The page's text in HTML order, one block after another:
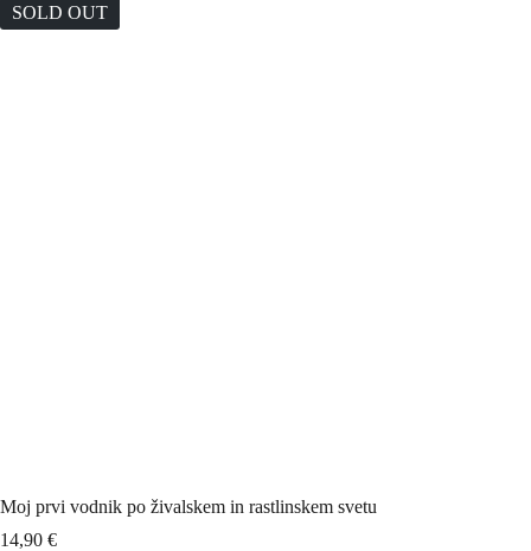
SOLD OUT
Moj prvi vodnik po živalskem in rastlinskem svetu
14,90 €